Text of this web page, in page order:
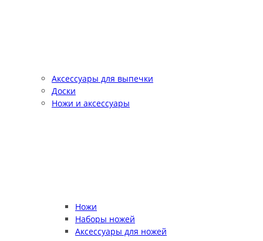
Аксессуары для выпечки
Доски
Ножи и аксессуары
Ножи
Наборы ножей
Аксессуары для ножей